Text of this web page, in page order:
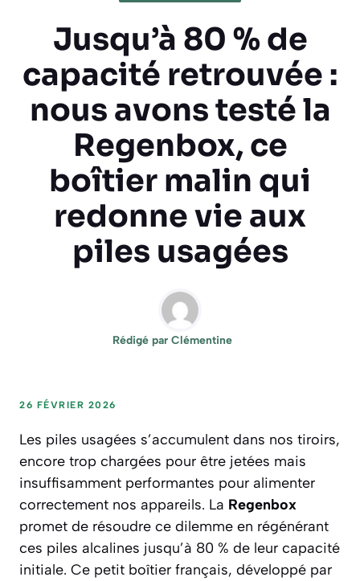
Jusqu’à 80 % de
capacité retrouvée :
nous avons testé la
Regenbox, ce
boîtier malin qui
redonne vie aux
piles usagées
Rédigé par Clémentine
26 FÉVRIER 2026
Les piles usagées s’accumulent dans nos tiroirs,
encore trop chargées pour être jetées mais
insuffisamment performantes pour alimenter
correctement nos appareils. La Regenbox
promet de résoudre ce dilemme en régénérant
ces piles alcalines jusqu’à 80 % de leur capacité
initiale. Ce petit boîtier français, développé par